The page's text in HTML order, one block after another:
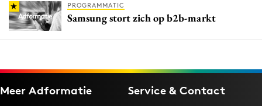
PROGRAMMATIC
Samsung stort zich op b2b-markt
Meer Adformatie Service & Contact